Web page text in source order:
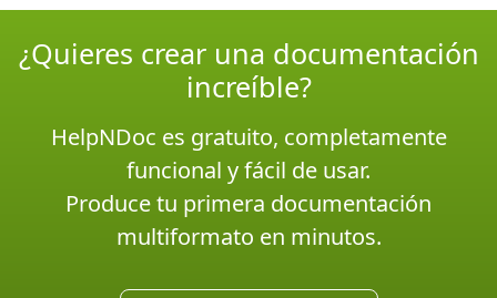
¿Quieres crear una documentación
increíble?
HelpNDoc es gratuito, completamente
funcional y fácil de usar.
Produce tu primera documentación
multiformato en minutos.